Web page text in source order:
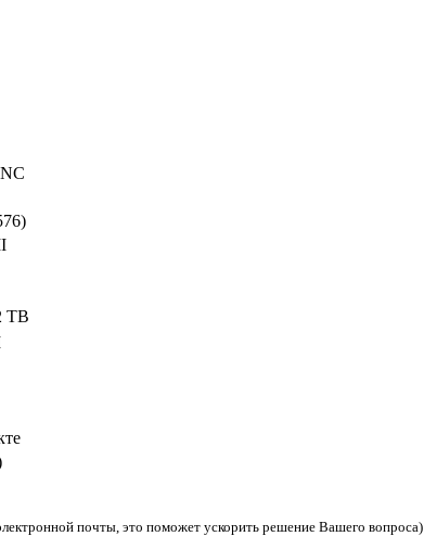
TB
почты, это поможет ускорить решение Вашего вопроса)